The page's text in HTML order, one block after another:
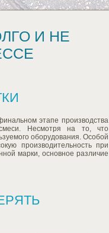
И НЕ
этапе производства
Несмотря на то, что
оборудования. Особой
производительность при
марки, основное различие